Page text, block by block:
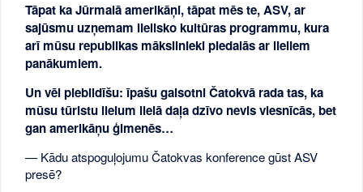
Tāpat ka Jūrmalā amerikāņi, tāpat mēs te, ASV, ar
sajūsmu uzņemam lielisko kultūras programmu, kura
arī mūsu republikas mākslinieki piedalās ar lieliem
panākumiem.
Un vēl piebildīšu: īpašu gaisotni Čatokvā rada tas, ka
mūsu tūristu lielum lielā daļa dzīvo nevis viesnīcās, bet
gan amerikāņu ģimenēs…
— Kādu atspoguļojumu Čatokvas konference gūst ASV
presē?